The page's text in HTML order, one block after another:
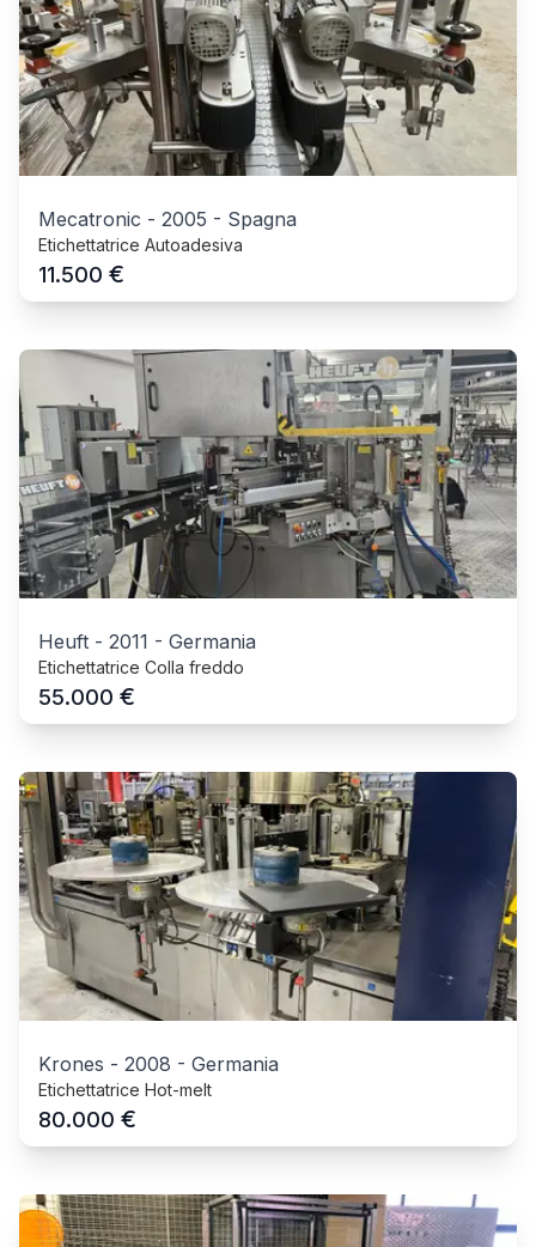
Mecatronic - 2005 - Spagna
Etichettatrice Autoadesiva
11.500 €
Heuft - 2011 - Germania
Etichettatrice Colla freddo
55.000 €
Krones - 2008 - Germania
Etichettatrice Hot-melt
80.000 €